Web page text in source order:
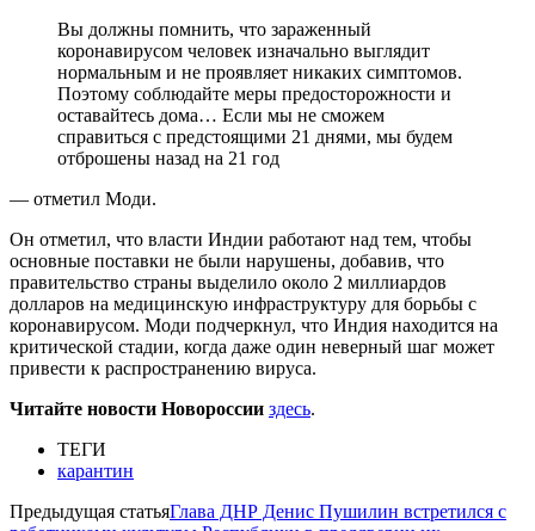
Вы должны помнить, что зараженный
коронавирусом человек изначально выглядит
нормальным и не проявляет никаких симптомов.
Поэтому соблюдайте меры предосторожности и
оставайтесь дома… Если мы не сможем
справиться с предстоящими 21 днями, мы будем
отброшены назад на 21 год
— отметил Моди.
Он отметил, что власти Индии работают над тем, чтобы
основные поставки не были нарушены, добавив, что
правительство страны выделило около 2 миллиардов
долларов на медицинскую инфраструктуру для борьбы с
коронавирусом. Моди подчеркнул, что Индия находится на
критической стадии, когда даже один неверный шаг может
привести к распространению вируса.
Читайте новости Новороссии здесь.
ТЕГИ
карантин
Предыдущая статьяГлава ДНР Денис Пушилин встретился с